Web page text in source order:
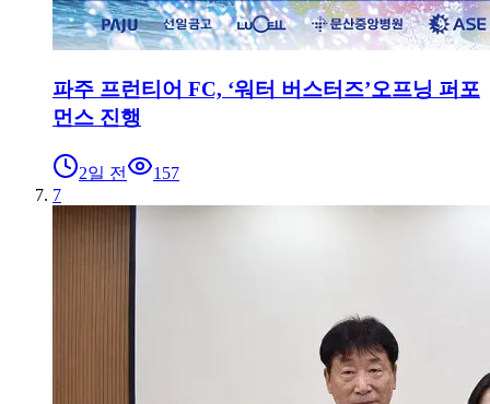
파주 프런티어 FC, ‘워터 버스터즈’오프닝 퍼포
먼스 진행
2일 전
157
7